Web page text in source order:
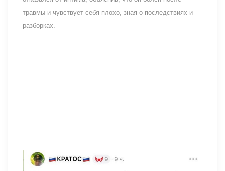
травмы и чувствует себя плохо, зная о последствиях и
разборках.